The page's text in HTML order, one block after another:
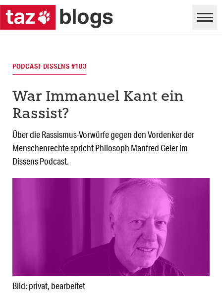
Bild: privat, bearbeitet
PODCAST DISSENS #183
War Immanuel Kant ein
Rassist?
Über die Rassismus-Vorwürfe gegen den Vordenker der
Menschenrechte spricht Philosoph Manfred Geier im
Dissens Podcast.